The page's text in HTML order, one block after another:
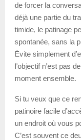
de forcer la
déjà une partie du
timide, le patinage
spontanée, sans la
Évite simplement
l’objectif n’est pas
moment ensemble.
Si tu veux que ce
patinoire facile
un endroit où vous
C’est souvent ce